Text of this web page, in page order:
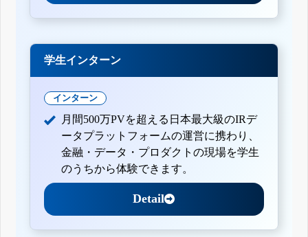
学生インターン
インターン
月間500万PVを超える日本最大級のIRデ
ータプラットフォームの運営に携わり、
金融・データ・プロダクトの現場を学生
のうちから体験できます。
Detail